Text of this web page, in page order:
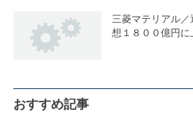
三菱マテリアル
想１８００億円に
おすすめ記事